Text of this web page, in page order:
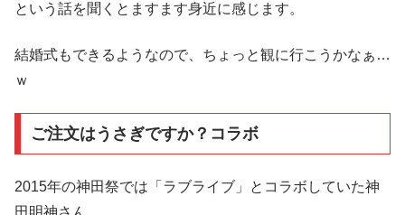
という話を聞くとますます身近に感じます。
結婚式もできるようなので、ちょっと観に行こうかなぁ…
ｗ
ご注文はうさぎですか？コラボ
2015年の神田祭では「ラブライブ」とコラボしていた神